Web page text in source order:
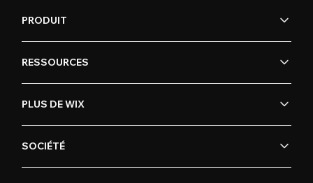
PRODUIT
RESSOURCES
PLUS DE WIX
SOCIÉTÉ